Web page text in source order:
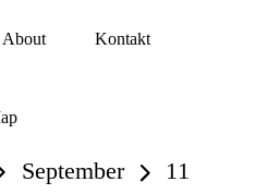
About Kontakt
September 11